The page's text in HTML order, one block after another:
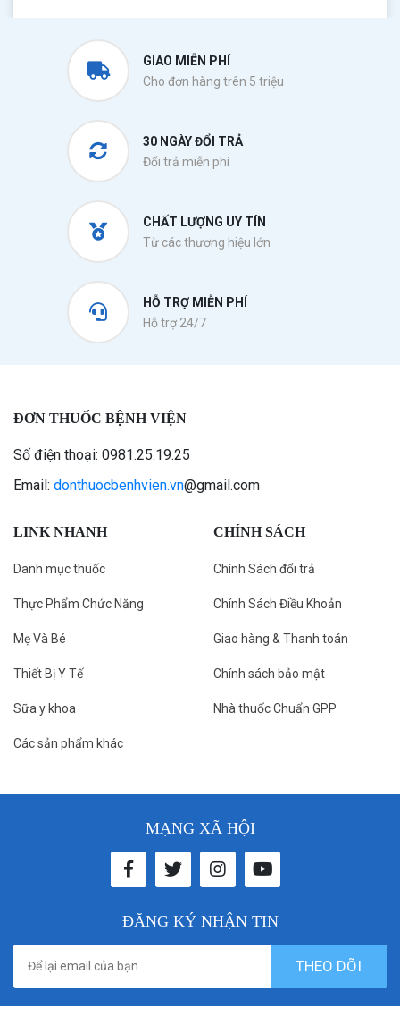
GIAO MIỄN PHÍ
Cho đơn hàng trên 5 triệu
30 NGÀY ĐỔI TRẢ
Đổi trả miễn phí
CHẤT LƯỢNG UY TÍN
Từ các thương hiệu lớn
HỖ TRỢ MIỄN PHÍ
Hỗ trợ 24/7
ĐƠN THUỐC BỆNH VIỆN
Số điện thoại: 0981.25.19.25
Email: donthuocbenhvien.vn@gmail.com
LINK NHANH
Danh mục thuốc
Thực Phẩm Chức Năng
Mẹ Và Bé
Thiết Bị Y Tế
Sữa y khoa
Các sản phẩm khác
CHÍNH SÁCH
Chính Sách đổi trả
Chính Sách Điều Khoản
Giao hàng & Thanh toán
Chính sách bảo mật
Nhà thuốc Chuẩn GPP
MẠNG XÃ HỘI
ĐĂNG KÝ NHẬN TIN
THEO DÕI